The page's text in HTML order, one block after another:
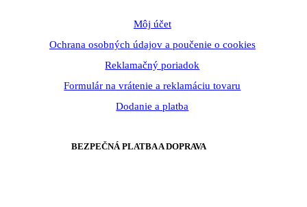
Môj účet
Ochrana osobných údajov a poučenie o cookies
Reklamačný poriadok
Formulár na vrátenie a reklamáciu tovaru
Dodanie a platba
BEZPEČNÁ PLATBA A DOPRAVA